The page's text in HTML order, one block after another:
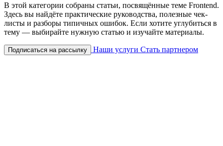
В этой категории собраны статьи, посвящённые теме Frontend.
Здесь вы найдёте практические руководства, полезные чек-
листы и разборы типичных ошибок. Если хотите углубиться в
тему — выбирайте нужную статью и изучайте материалы.
Подписаться на рассылку Наши услуги Стать партнером